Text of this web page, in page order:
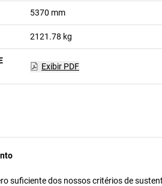
5370 mm
2121.78 kg
Exibir PDF
suficiente dos nossos critérios de